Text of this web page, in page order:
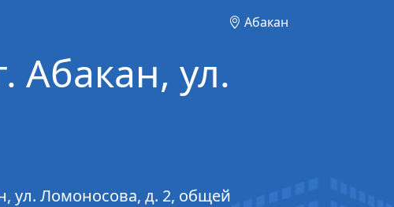
Абакан
Абакан, ул.
ул. Ломоносова, д. 2, общей